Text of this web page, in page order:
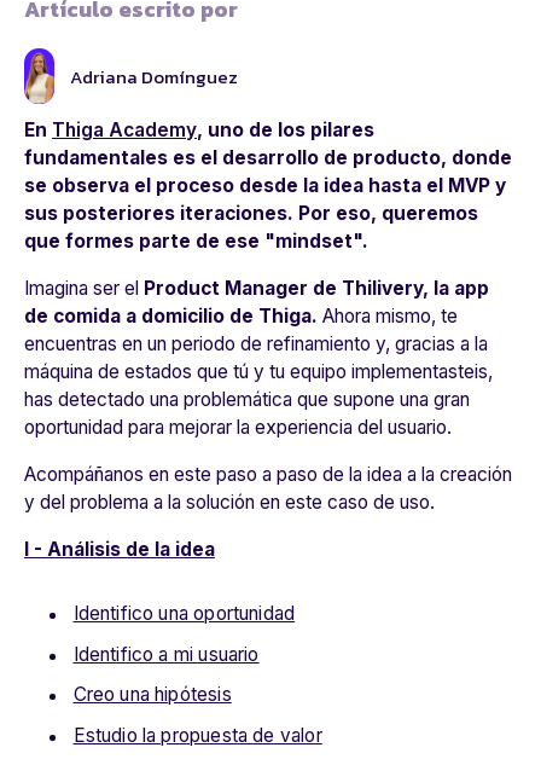
Artículo escrito por
Adriana Domínguez
En Thiga Academy, uno de los pilares
fundamentales es el desarrollo de producto, donde
se observa el proceso desde la idea hasta el MVP y
sus posteriores iteraciones. Por eso, queremos
que formes parte de ese "mindset".
Imagina ser el Product Manager de Thilivery, l a app
de comida a domicilio de Thiga. Ahora mismo, te
encuentras en un periodo de refinamiento y, gracias a la
máquina de estados que tú y tu equipo implementasteis,
has detectado una problemática que supone una gran
oportunidad para mejorar la experiencia del usuario.
Acompáñanos en este paso a paso de la idea a la creación
y del problema a la solución en este caso de uso.
I - Análisis de la idea
Identifico una oportunidad
Identifico a mi usuario
Creo una hipótesis
Estudio la propuesta de valor